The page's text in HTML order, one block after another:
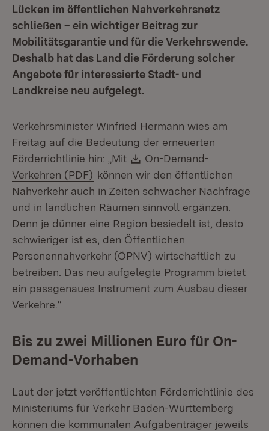
Lücken im öffentlichen Nahverkehrsnetz
schließen – ein wichtiger Beitrag zur
Mobilitätsgarantie und für die Verkehrswende.
Deshalb hat das Land die Förderung solcher
Angebote für interessierte Stadt- und
Landkreise neu aufgelegt.
Verkehrsminister Winfried Hermann wies am
Freitag auf die Bedeutung der erneuerten
Förderrichtlinie hin: „Mit
Download:
On-Demand-
Verkehren (PDF) (Öffnet in neuem Fenster)
können wir den öffentlichen
Nahverkehr auch in Zeiten schwacher Nachfrage
und in ländlichen Räumen sinnvoll ergänzen.
Denn je dünner eine Region besiedelt ist, desto
schwieriger ist es, den Öffentlichen
Personennahverkehr (ÖPNV) wirtschaftlich zu
betreiben. Das neu aufgelegte Programm bietet
ein passgenaues Instrument zum Ausbau dieser
Verkehre.“
Bis zu zwei Millionen Euro für On-
Demand-Vorhaben
Laut der jetzt veröffentlichten Förderrichtlinie des
Ministeriums für Verkehr Baden-Württemberg
können die kommunalen Aufgabenträger jeweils